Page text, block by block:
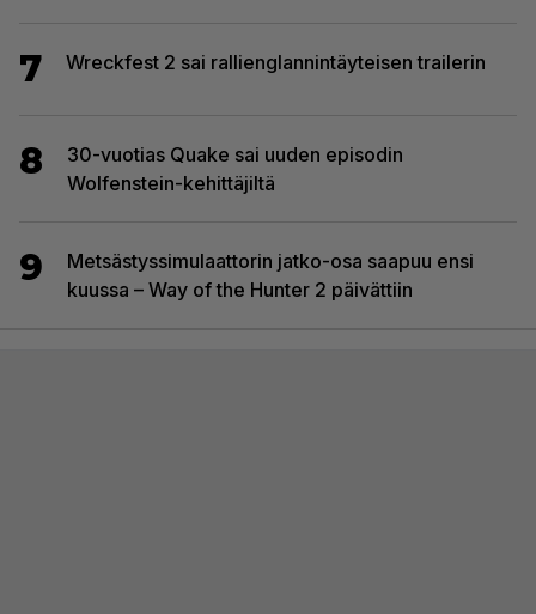
7 Wreckfest 2 sai rallienglannintäyteisen trailerin
8
30-vuotias Quake sai uuden episodin
Wolfenstein-kehittäjiltä
9
Metsästyssimulaattorin jatko-osa saapuu ensi
kuussa – Way of the Hunter 2 päivättiin